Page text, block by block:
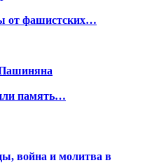
от фашистских…
память…
война и молитва в